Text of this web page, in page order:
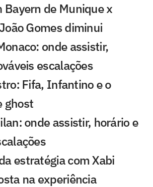
Bayern de Munique x
Gomes diminui
onde assistir,
escalações
Fifa, Infantino e o
ghost
onde assistir, horário e
estratégia com Xabi
na experiência